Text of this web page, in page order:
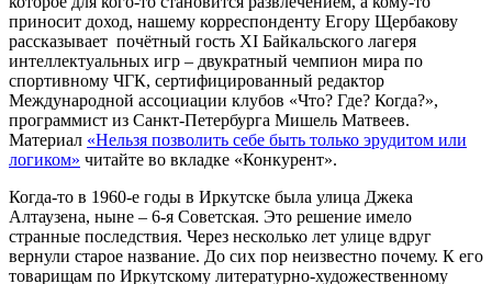
приносит доход, нашему корреспонденту Егору Щербакову
рассказывает почётный гость XI Байкальского лагеря
интеллектуальных игр – двукратный чемпион мира по
спортивному ЧГК, сертифицированный редактор
Международной ассоциации клубов «Что? Где? Когда?»,
программист из Санкт-Петербурга Мишель Матвеев.
Материал «Нельзя позволить себе быть только эрудитом или
логиком» читайте во вкладке «Конкурент».
Когда-то в 1960-е годы в Иркутске была улица Джека
Алтаузена, ныне – 6-я Советская. Это решение имело
странные последствия. Через несколько лет улице вдруг
вернули старое название. До сих пор неизвестно почему. К его
товарищам по Иркутскому литературно-художественному